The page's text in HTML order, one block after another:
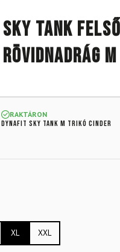
Sky Tank
M
RAKTÁRON
DYNAFIT Sky Tank M trikó Cinder
XL XXL